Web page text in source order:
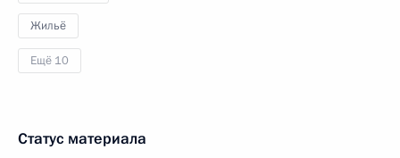
Жильё
Ещё 10
Статус материала